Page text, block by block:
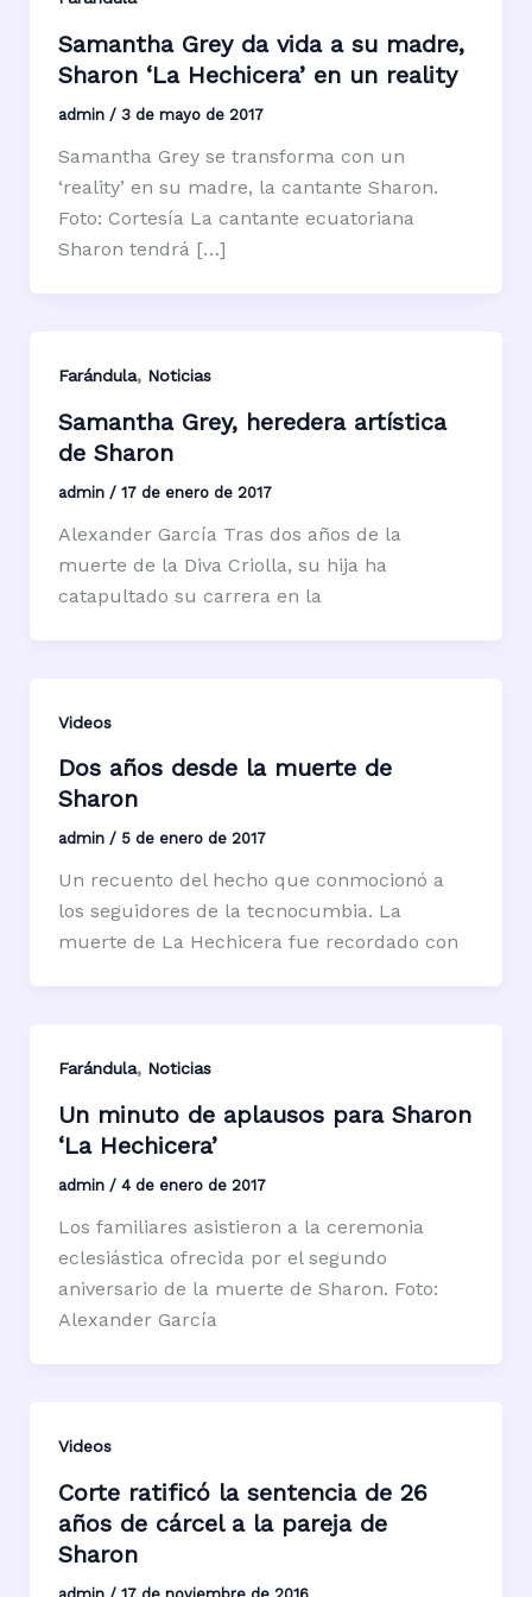
Samantha Grey da vida a su madre,
Sharon ‘La Hechicera’ en un reality
admin / 3 de mayo de 2017
Samantha Grey se transforma con un
‘reality’ en su madre, la cantante Sharon.
Foto: Cortesía La cantante ecuatoriana
Sharon tendrá […]
Farándula, Noticias
Samantha Grey, heredera artística
de Sharon
admin / 17 de enero de 2017
Alexander García Tras dos años de la
muerte de la Diva Criolla, su hija ha
catapultado su carrera en la
Videos
Dos años desde la muerte de
Sharon
admin / 5 de enero de 2017
Un recuento del hecho que conmocionó a
los seguidores de la tecnocumbia. La
muerte de La Hechicera fue recordado con
Farándula, Noticias
Un minuto de aplausos para Sharon
‘La Hechicera’
admin / 4 de enero de 2017
Los familiares asistieron a la ceremonia
eclesiástica ofrecida por el segundo
aniversario de la muerte de Sharon. Foto:
Alexander García
Videos
Corte ratificó la sentencia de 26
años de cárcel a la pareja de
Sharon